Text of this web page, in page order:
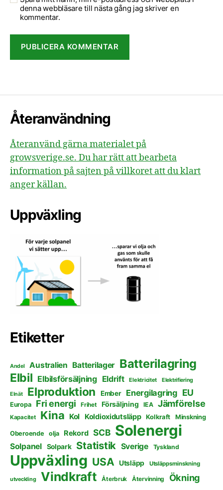
denna webbläsare till nästa gång jag skriver en
kommentar.
Återanvändning
Återanvänd gärna materialet på
growsverige.se. Du har rätt att bearbeta
information på sajten på villkoret att du klart
anger källan.
Uppväxling
Etiketter
Andel Australien Batterilager Batterilagring
Elbil Elbilsförsäljning Eldrift Elektricitet Elektrifiering
Elnät Elproduktion Ember Energilagring EU
Europa Fri energi Frihet Försäljning IEA Jämförelse
Kapacitet Kina Kol Koldioxidutsläpp Kolkraft Minskning
Oberoende olja Rekord SCB Solenergi
Solpanel Solpark Statistik Sverige Tyskland
Uppväxling USA Utsläpp Utsläppsminskning
utveckling Vindkraft Återbruk Återvinning Ökning